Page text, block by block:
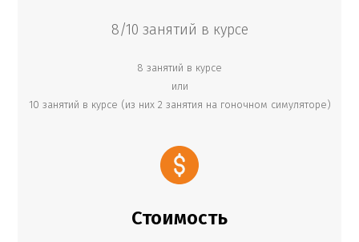
8/10 занятий в курсе
8 занятий в курсе
или
10 занятий в курсе (из них 2 занятия на гоночном симуляторе)
Стоимость